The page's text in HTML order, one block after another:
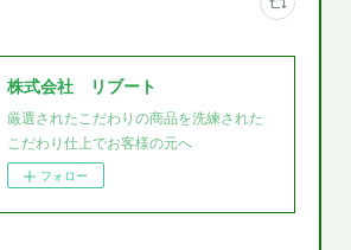
株式会社 リブート
厳選されたこだわりの商品を洗練された
こだわり仕上でお客様の元へ
フォロー